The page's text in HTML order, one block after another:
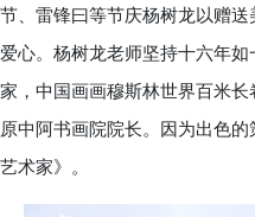
节、雷锋曰等节庆杨树龙以赠
爱心。杨树龙老师坚持十六年
家，中国画画穆斯林世界百米
原中阿书画院院长。因为出色
艺术家》。